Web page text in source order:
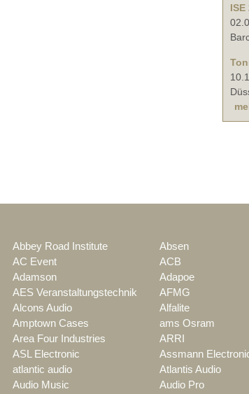
ISE
Abbey Road Institute
Absen
AC Event
ACB
Adamson
Adapoe
AES Veranstaltungstechnik
AFMG
Alcons Audio
Alfalite
Amptown Cases
ams Osram
Area Four Industries
ARRI
ASL Electronic
Assmann
atlantic audio
Atlantis Audio
Audio Music
Audio Pro